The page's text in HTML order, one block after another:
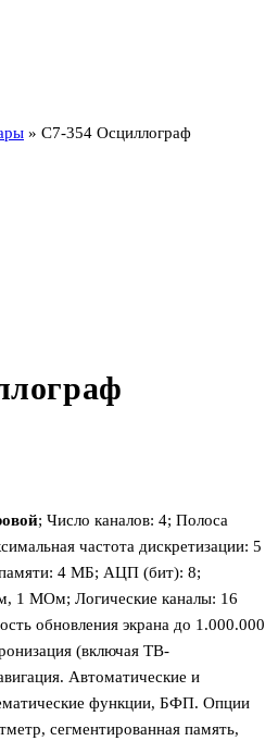
» С7-354 Осциллограф
; Число каналов: 4; Полоса
частота дискретизации: 5
4 МБ; АЦП (бит): 8;
1 МОм; Логические каналы: 16
обновления экрана до 1.000.000
(включая ТВ-
Автоматические и
функции, БФП. Опции
сегментированная память,